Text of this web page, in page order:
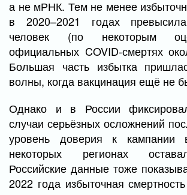
а не мРНК. Тем не менее
в 2020–2021 годах
человек (по некоторым
официальных COVID-смертях
Большая часть избытка
волны, когда вакцинация ещё не
Однако и в России
случаи серьёзных осложнений
уровень доверия к кампании
некоторых регионах
Российские данные тоже
2022 года избыточная